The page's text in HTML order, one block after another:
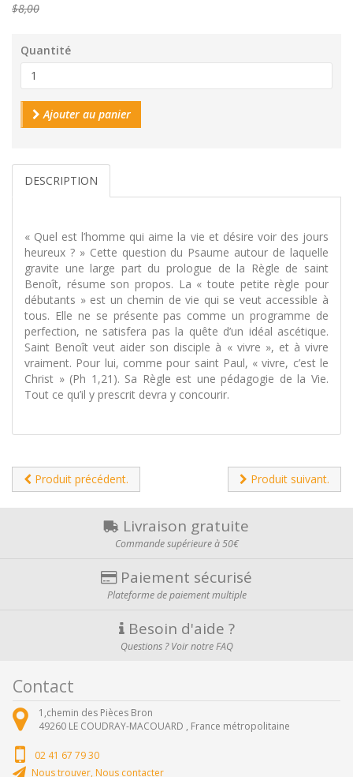
$8,00
Quantité
Ajouter au panier
DESCRIPTION
« Quel est l’homme qui aime la vie et désire voir des jours
heureux ? » Cette question du Psaume autour de laquelle
gravite une large part du prologue de la Règle de saint
Benoît, résume son propos. La « toute petite règle pour
débutants » est un chemin de vie qui se veut accessible à
tous. Elle ne se présente pas comme un programme de
perfection, ne satisfera pas la quête d’un idéal ascétique.
Saint Benoît veut aider son disciple à « vivre », et à vivre
vraiment. Pour lui, comme pour saint Paul, « vivre, c’est le
Christ » (Ph 1,21). Sa Règle est une pédagogie de la Vie.
Tout ce qu’il y prescrit devra y concourir.
Produit précédent. Produit suivant.
Livraison gratuite
Commande supérieure à 50€
Paiement sécurisé
Plateforme de paiement multiple
Besoin d'aide ?
Questions ? Voir notre FAQ
Contact
1,chemin des Pièces Bron
49260 LE COUDRAY-MACOUARD , France métropolitaine
02 41 67 79 30
Nous trouver, Nous contacter